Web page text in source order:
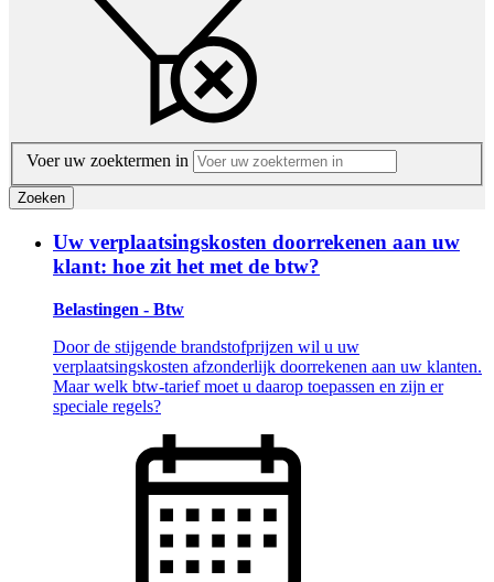
Voer uw zoektermen in
Zoeken
Uw verplaatsingskosten doorrekenen aan uw
klant: hoe zit het met de btw?
Belastingen - Btw
Door de stijgende brandstofprijzen wil u uw
verplaatsingskosten afzonderlijk doorrekenen aan uw klanten.
Maar welk btw-tarief moet u daarop toepassen en zijn er
speciale regels?